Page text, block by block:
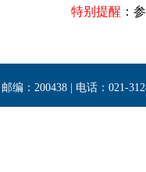
特别提醒 ：
编：200438 | 电话：021-